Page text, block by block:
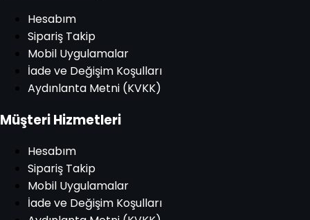
Hesabım
Sipariş Takip
Mobil Uygulamalar
İade ve Değişim Koşulları
Aydınlanta Metni (KVKK)
Müşteri Hizmetleri
Hesabım
Sipariş Takip
Mobil Uygulamalar
İade ve Değişim Koşulları